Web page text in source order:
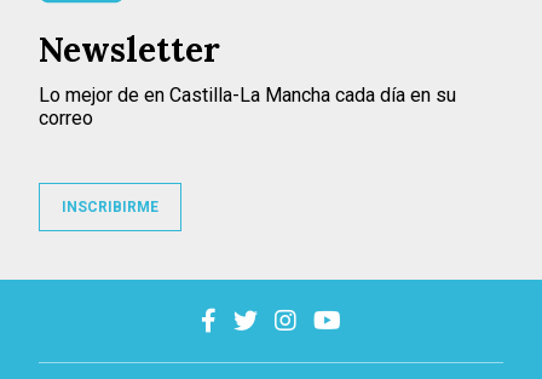
Newsletter
Lo mejor de en Castilla-La Mancha cada día en su
correo
INSCRIBIRME